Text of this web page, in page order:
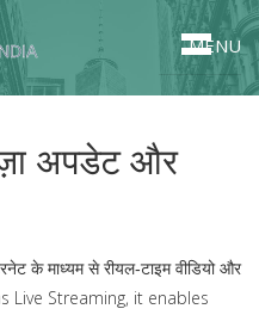
MENU
अपडेट और
के माध्यम से रीयल‑टाइम वीडियो और
Live Streaming, it enables